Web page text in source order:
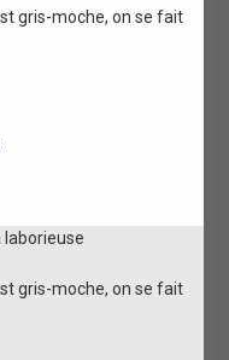
gris-moche, on se fait
laborieuse
gris-moche, on se fait